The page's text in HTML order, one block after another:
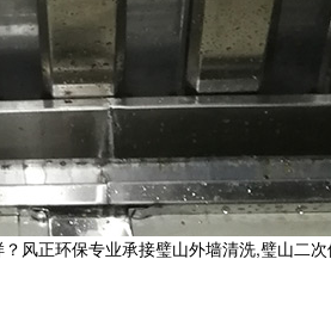
风正环保专业承接璧山外墙清洗,璧山二